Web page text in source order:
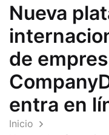
Nueva
de
entra en
Inicio